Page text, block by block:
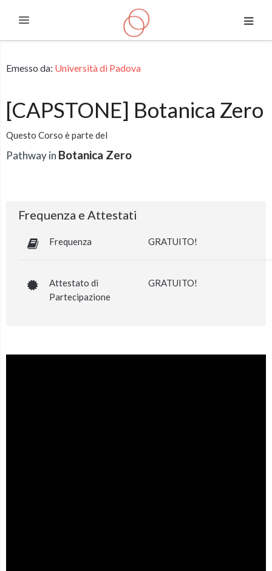
Espandi
Emesso da: Università di Padova
[CAPSTONE] Botanica Zero
Questo Corso è parte del
Pathway in Botanica Zero
Frequenza e Attestati
Frequenza GRATUITO!
Attestato di
Partecipazione
GRATUITO!